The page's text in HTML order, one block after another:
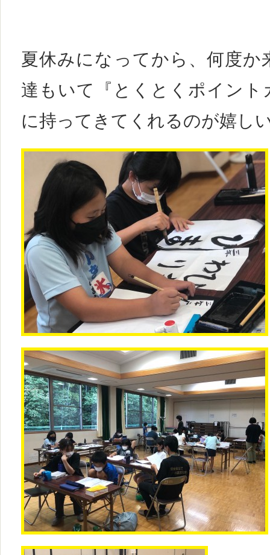
夏休みになってから、何度か
達もいて『とくとくポイント
に持ってきてくれるのが嬉し